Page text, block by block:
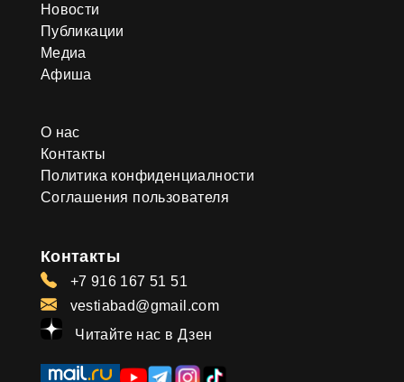
Новости
Публикации
Медиа
Афиша
О нас
Контакты
Политика конфиденциалности
Соглашения пользователя
Контакты
+7 916 167 51 51
vestiabad@gmail.com
Читайте нас в Дзен